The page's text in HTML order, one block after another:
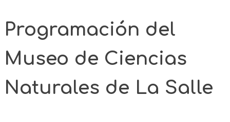
Programación del
Museo de Ciencias
Naturales de La Salle